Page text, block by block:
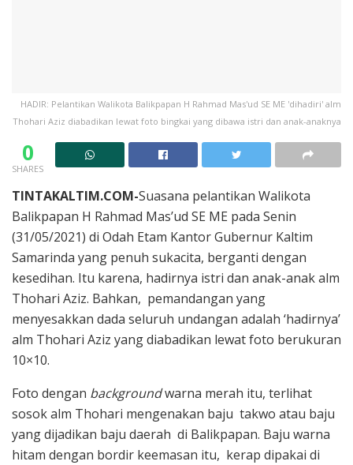
HADIR: Pelantikan Walikota Balikpapan H Rahmad Mas'ud SE ME 'dihadiri' alm
Thohari Aziz diabadikan lewat foto bingkai yang dibawa istri dan anak-anaknya
0
SHARES
TINTAKALTIM.COM-Suasana pelantikan Walikota
Balikpapan H Rahmad Mas’ud SE ME pada Senin
(31/05/2021) di Odah Etam Kantor Gubernur Kaltim
Samarinda yang penuh sukacita, berganti dengan
kesedihan. Itu karena, hadirnya istri dan anak-anak alm
Thohari Aziz. Bahkan, pemandangan yang
menyesakkan dada seluruh undangan adalah ‘hadirnya’
alm Thohari Aziz yang diabadikan lewat foto berukuran
10×10.
Foto dengan backgroundwarna merah itu, terlihat
sosok alm Thohari mengenakan baju takwo atau baju
yang dijadikan baju daerah di Balikpapan. Baju warna
hitam dengan bordir keemasan itu, kerap dipakai di